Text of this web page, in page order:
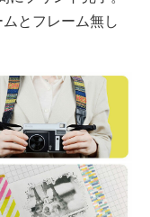
とフレーム無し